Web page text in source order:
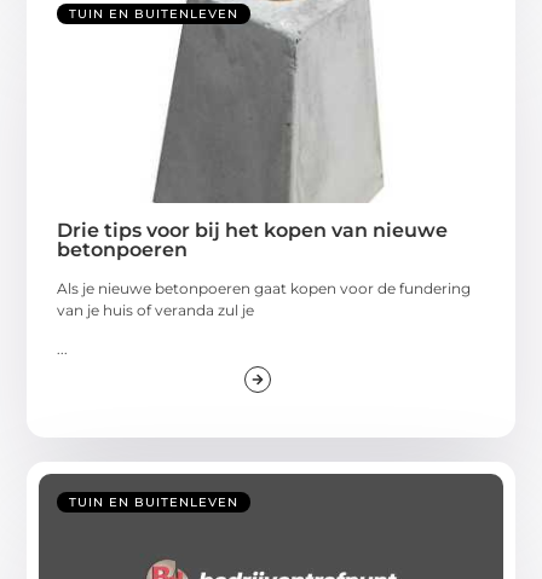
TUIN EN BUITENLEVEN
Drie tips voor bij het kopen van nieuwe
betonpoeren
Als je nieuwe betonpoeren gaat kopen voor de fundering
van je huis of veranda zul je
...
TUIN EN BUITENLEVEN